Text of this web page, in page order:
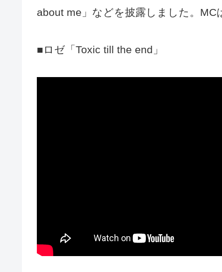
about me」などを披露しました。MC
■ロゼ「Toxic till the end」